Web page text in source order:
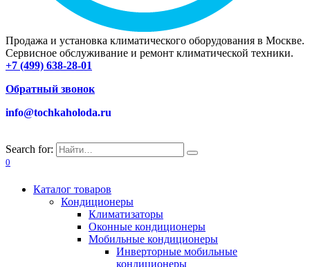
Продажа и установка климатического оборудования в Москве.
Сервисное обслуживание и ремонт климатической техники.
+7 (499) 638-28-01
Обратный звонок
info@tochkaholoda.ru
Search for:
0
Каталог товаров
Кондиционеры
Климатизаторы
Оконные кондиционеры
Мобильные кондиционеры
Инверторные мобильные
кондиционеры